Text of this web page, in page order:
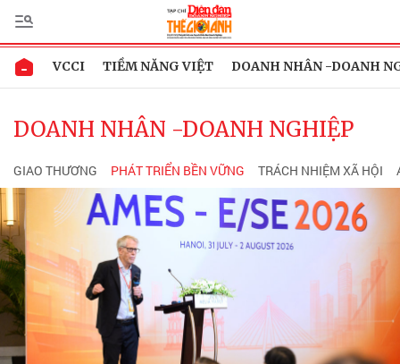
VCCI TIỀM NĂNG VIỆT DOANH NHÂN -DOANH
DOANH NHÂN -DOANH NGHIỆP
GIAO THƯƠNG PHÁT TRIỂN BỀN VỮNG TRÁCH NHIỆM XÃ HỘI